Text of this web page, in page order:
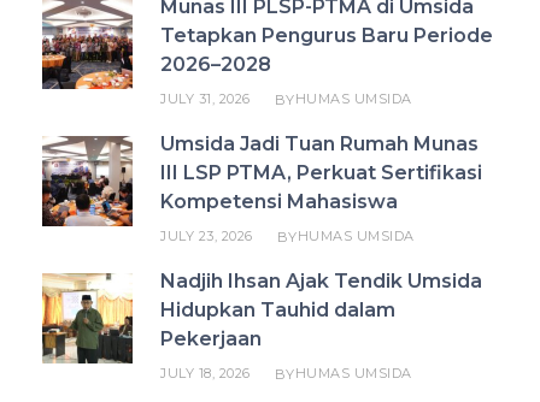
Munas III PLSP-PTMA di Umsida
Tetapkan Pengurus Baru Periode
2026–2028
JULY 31, 2026 BYHUMAS UMSIDA
Umsida Jadi Tuan Rumah Munas
III LSP PTMA, Perkuat Sertifikasi
Kompetensi Mahasiswa
JULY 23, 2026 BYHUMAS UMSIDA
Nadjih Ihsan Ajak Tendik Umsida
Hidupkan Tauhid dalam
Pekerjaan
JULY 18, 2026 BYHUMAS UMSIDA